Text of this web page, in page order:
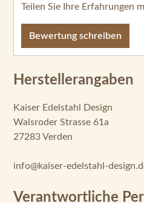
Teilen Sie Ihre Erfahrungen
Bewertung schreiben
Herstellerangaben
Kaiser Edelstahl Design
Walsroder Strasse 61a
27283 Verden
info@kaiser-edelstahl-
Verantwortliche